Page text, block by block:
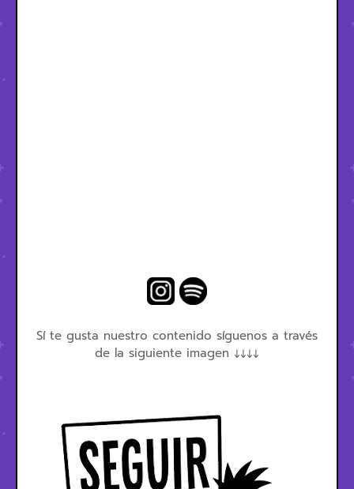
Sí te gusta nuestro contenido síguenos a través
de la siguiente imagen ↓↓↓↓